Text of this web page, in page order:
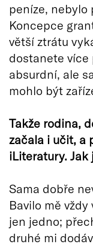
peníze, nebylo
Koncepce
větší ztrátu
dostanete více
absurdní, ale
mohlo být
Takže rodina,
začala i učit, a
iLiteratury. Jak
Sama dobře
Bavilo mě
jen jedno;
druhé mi